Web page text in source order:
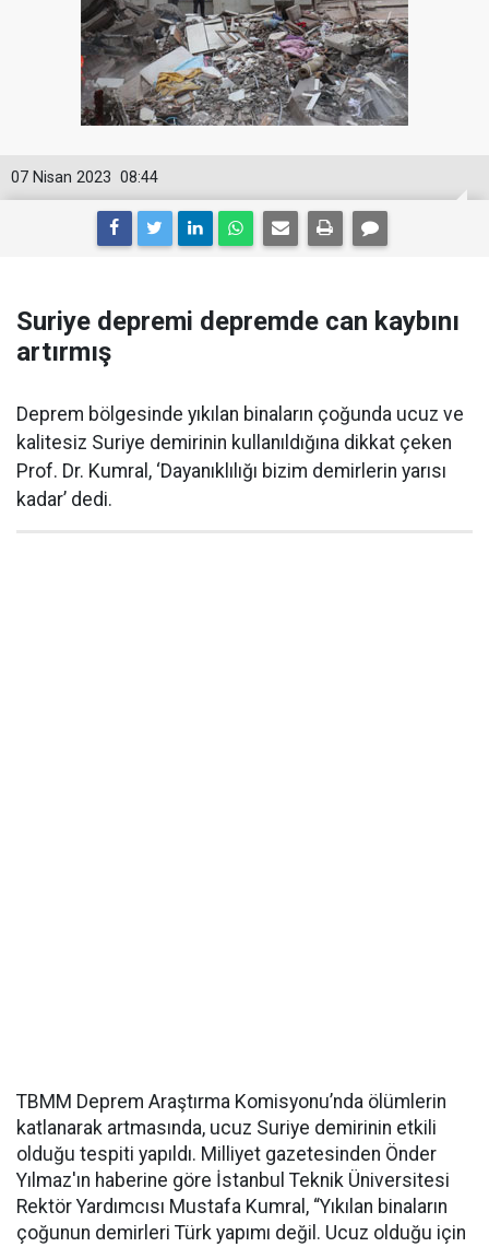
08:44
07 Nisan 2023
Suriye depremi depremde can kaybını
artırmış
Deprem bölgesinde yıkılan binaların çoğunda ucuz ve
kalitesiz Suriye demirinin kullanıldığına dikkat çeken
Prof. Dr. Kumral, ‘Dayanıklılığı bizim demirlerin yarısı
kadar’ dedi.
TBMM Deprem Araştırma Komisyonu’nda ölümlerin
katlanarak artmasında, ucuz Suriye demirinin etkili
olduğu tespiti yapıldı. Milliyet gazetesinden Önder
Yılmaz'ın haberine göre İstanbul Teknik Üniversitesi
Rektör Yardımcısı Mustafa Kumral, “Yıkılan binaların
çoğunun demirleri Türk yapımı değil. Ucuz olduğu için